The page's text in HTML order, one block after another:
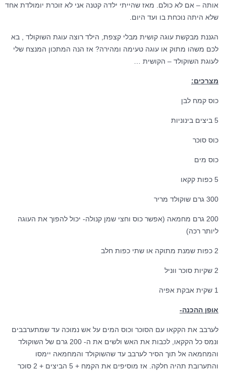
אותה – אם לא כולם. מאז שהייתי ילדה קטנה אני לא זוכרת יומולדת אחד
שלא היתה נוכחת בו ועד היום.
הגננת מבקשת עוגה קושית מבלי קצפת, הילד רוצה עוגת השוקולד , בא
לכם משהו מתוק או עוגה טעימה ומהירה? אז הנה המתכון המנצח שלי
לעוגת השוקולד – הקושית …
מצרכים:
כוס קמח לבן
5 ביצים בינוניות
כוס סוכר
כוס מים
5 כפות קקאו
300 גרם שוקולד מריר
200 גרם מחמאה (אפשר כוס וחצי שמן קנולה- יכול להפוך את העוגה
ליותר רכה)
2 כפות שמנת מתוקה או שתי כפות חלב
2 שקיות סוכר ווניל
1 שקית אבקת אפיה
אופן ההכנה-
לערבב את הקקאו עם הסוכר וכוס המים על אש נמוכה עד שמתערבבים
ונמס כל הקקאו, לכבות את האש ולשים את ה- 200 גרם של השוקולד
והמחמאה אל תוך הסיר לערבב עד שהשוקולד והמחמאה יימסו
והתערובת תהיה חלקה. אז מוסיפים את הקמח + 5 הביצים + 2 סוכר